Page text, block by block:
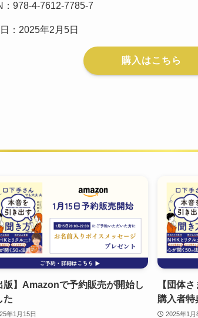
：978-4-7612-7785-7
：2025年2月5日
購入はこちら
版】Amazonで予約販売が開始し
た
年1月15日
【団体
購入者特
2025年1月